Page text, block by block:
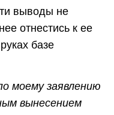
выводы не
отнестись к ее
базе
моему заявлению
вынесением